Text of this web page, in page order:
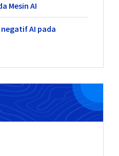
Mesin AI
AI pada